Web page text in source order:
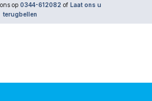
op 0344-612082 of Laat ons u
terugbellen